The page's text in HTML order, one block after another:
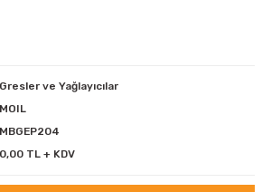
Gresler ve Yağlayıcılar
MOIL
MBGEP204
0,00 TL + KDV